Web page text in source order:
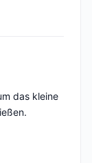
das kleine